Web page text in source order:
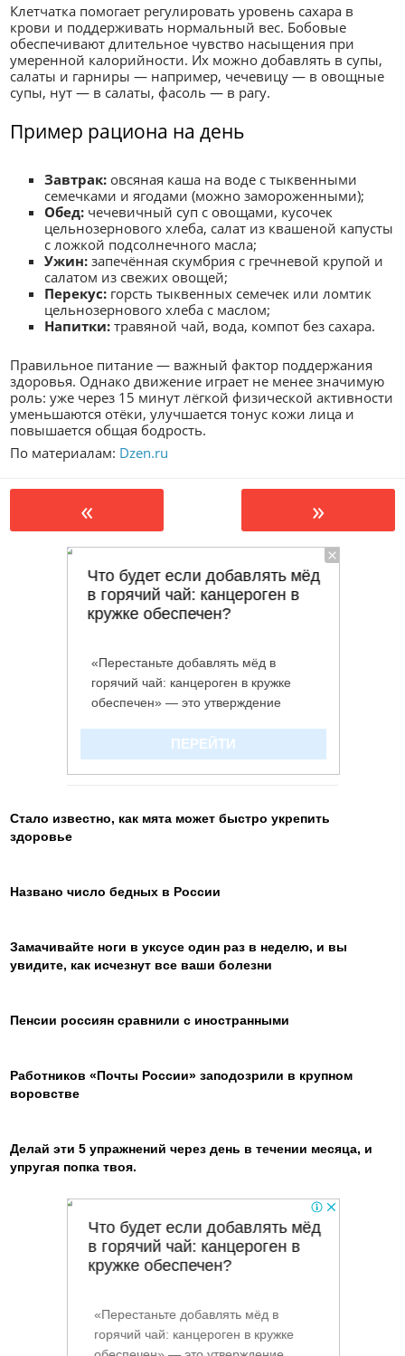
Клетчатка помогает регулировать уровень сахара в
крови и поддерживать нормальный вес. Бобовые
обеспечивают длительное чувство насыщения при
умеренной калорийности. Их можно добавлять в супы,
салаты и гарниры — например, чечевицу — в овощные
супы, нут — в салаты, фасоль — в рагу.
Пример рациона на день
Завтрак:овсяная каша на воде с тыквенными
семечками и ягодами (можно замороженными);
Обед:чечевичный суп с овощами, кусочек
цельнозернового хлеба, салат из квашеной капусты
с ложкой подсолнечного масла;
Ужин:запечённая скумбрия с гречневой крупой и
салатом из свежих овощей;
Перекус:горсть тыквенных семечек или ломтик
цельнозернового хлеба с маслом;
Напитки:травяной чай, вода, компот без сахара.
Правильное питание — важный фактор поддержания
здоровья. Однако движение играет не менее значимую
роль: уже через 15 минут лёгкой физической активности
уменьшаются отёки, улучшается тонус кожи лица и
повышается общая бодрость.
По материалам: Dzen.ru
« »
Стало известно, как мята может быстро укрепить
здоровье
Названо число бедных в России
Замачивайте ноги в уксусе один раз в неделю, и вы
увидите, как исчезнут все ваши болезни
Пенсии россиян сравнили с иностранными
Работников «Почты России» заподозрили в крупном
воровстве
Делай эти 5 упражнений через день в течении месяца, и
упругая попка твоя.